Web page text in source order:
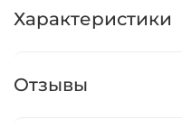
Характеристики
Отзывы